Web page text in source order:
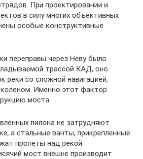
При проектировании и
в силу многих объективных
особые конструктивные
переправы через Неву было
трассой КАД, оно
реки со сложной навигацией,
Именно этот фактор
моста.
пилона не затрудняют
а стальные ванты, прикрепленные
пролеты над рекой.
мост внешне производит